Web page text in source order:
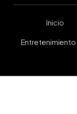
Inicio
Entretenimiento